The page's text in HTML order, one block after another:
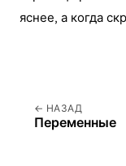
яснее, а когда
НАЗАД
Переменные